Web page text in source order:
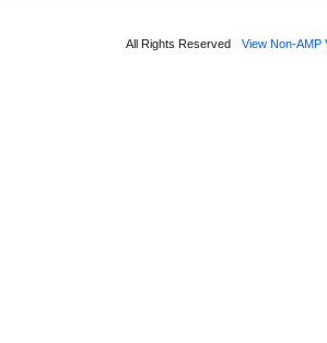
All Rights Reserved View Non-AMP